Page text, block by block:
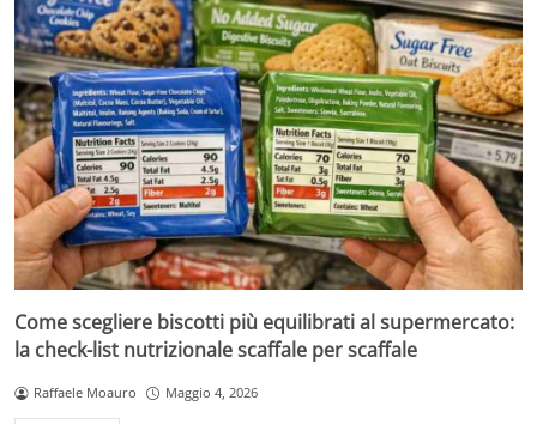
Come scegliere biscotti più equilibrati al supermercato:
la check-list nutrizionale scaffale per scaffale
Raffaele Moauro Maggio 4, 2026